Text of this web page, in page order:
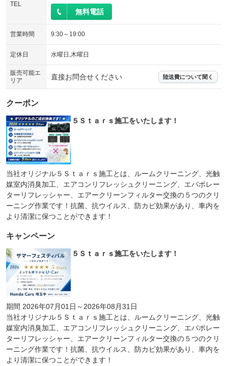
TEL
無料電話
営業時間 9:30～19:00
定休日 水曜日,木曜日
販売可能エ
リア
直接お問合せください 陸送費について聞く
クーポン
５Ｓｔａｒｓ施工をいたします！
当社オリジナル５Ｓｔａｒｓ施工とは、ルームクリーニング、光触
媒室内消臭加工、エアコンリフレッシュクリーニング、エバポレー
ターリフレッシャー、エアークリーンフィルター交換の５つのクリ
ーニング作業です！抗菌、抗ウイルス、防カビ効果があり、車内を
より清潔に保つことができます！
キャンペーン
５Ｓｔａｒｓ施工をいたします！
期間 2026年07月01日～2026年08月31日
当社オリジナル５Ｓｔａｒｓ施工とは、ルームクリーニング、光触
媒室内消臭加工、エアコンリフレッシュクリーニング、エバポレー
ターリフレッシャー、エアークリーンフィルター交換の５つのクリ
ーニング作業です！抗菌、抗ウイルス、防カビ効果があり、車内を
より清潔に保つことができます！